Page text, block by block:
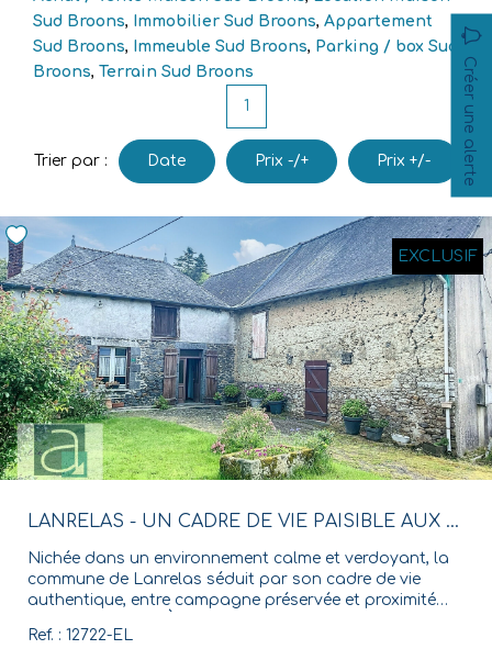
NOTRE RÉGION
L'AGENCE
Nous Rejoindre
Livre D'or
CONTACT
EN
Sud Broons, Immobilier Sud Broons, Appartement
Sud Broons, Immeuble Sud Broons, Parking / box Sud
Broons, Terrain Sud Broons Créer une alerte
1
Trier par : Date Prix -/+ Prix +/-
EXCLUSIF
LANRELAS - UN CADRE DE VIE PAISIBLE AUX PORTES DE MERDRIGNAC
Nichée dans un environnement calme et verdoyant, la
commune de Lanrelas séduit par son cadre de vie
authentique, entre campagne préservée et proximité
Merdrignac, elle bénéficie de l'attractivité de cette
Ref. : 12722-EL